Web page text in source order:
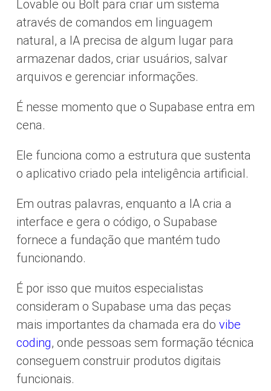
Lovable ou Bolt para criar um sistema
através de comandos em linguagem
natural, a IA precisa de algum lugar para
armazenar dados, criar usuários, salvar
arquivos e gerenciar informações.
É nesse momento que o Supabase entra em
cena.
Ele funciona como a estrutura que sustenta
o aplicativo criado pela inteligência artificial.
Em outras palavras, enquanto a IA cria a
interface e gera o código, o Supabase
fornece a fundação que mantém tudo
funcionando.
É por isso que muitos especialistas
consideram o Supabase uma das peças
mais importantes da chamada era do vibe
coding, onde pessoas sem formação técnica
conseguem construir produtos digitais
funcionais.